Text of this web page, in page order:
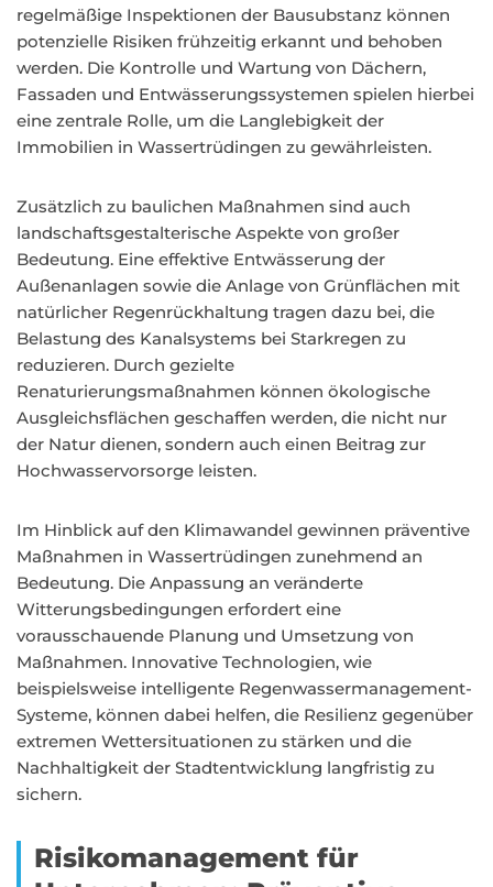
regelmäßige Inspektionen der Bausubstanz können
potenzielle Risiken frühzeitig erkannt und behoben
werden. Die Kontrolle und Wartung von Dächern,
Fassaden und Entwässerungssystemen spielen hierbei
eine zentrale Rolle, um die Langlebigkeit der
Immobilien in Wassertrüdingen zu gewährleisten.
Zusätzlich zu baulichen Maßnahmen sind auch
landschaftsgestalterische Aspekte von großer
Bedeutung. Eine effektive Entwässerung der
Außenanlagen sowie die Anlage von Grünflächen mit
natürlicher Regenrückhaltung tragen dazu bei, die
Belastung des Kanalsystems bei Starkregen zu
reduzieren. Durch gezielte
Renaturierungsmaßnahmen können ökologische
Ausgleichsflächen geschaffen werden, die nicht nur
der Natur dienen, sondern auch einen Beitrag zur
Hochwasservorsorge leisten.
Im Hinblick auf den Klimawandel gewinnen präventive
Maßnahmen in Wassertrüdingen zunehmend an
Bedeutung. Die Anpassung an veränderte
Witterungsbedingungen erfordert eine
vorausschauende Planung und Umsetzung von
Maßnahmen. Innovative Technologien, wie
beispielsweise intelligente Regenwassermanagement-
Systeme, können dabei helfen, die Resilienz gegenüber
extremen Wettersituationen zu stärken und die
Nachhaltigkeit der Stadtentwicklung langfristig zu
sichern.
Risikomanagement für